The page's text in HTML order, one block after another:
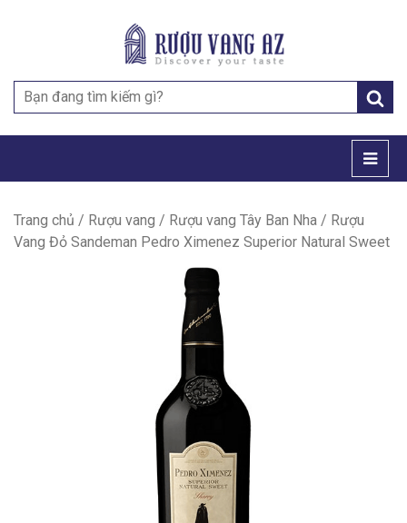
Search
for:
Trang chủ / Rượu vang / Rượu vang Tây Ban Nha / Rượu
Vang Đỏ Sandeman Pedro Ximenez Superior Natural Sweet